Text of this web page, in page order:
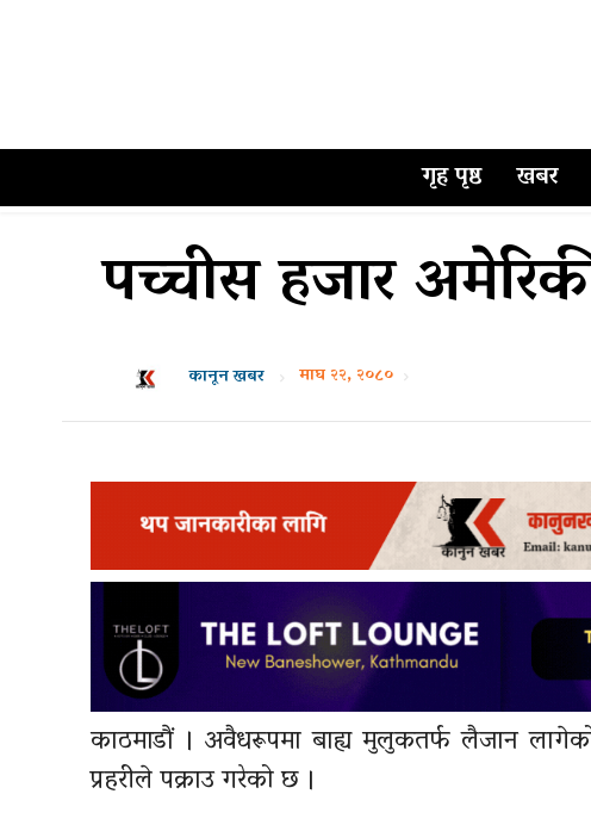
गृह पृष्ठ खबर
पच्चीस हजार
कानून खबर माघ २२, २०८०
काठमाडौं । अवैधरूपमा बाह्य मुलुकतर्फ लैजान
प्रहरीले पक्राउ गरेको छ ।